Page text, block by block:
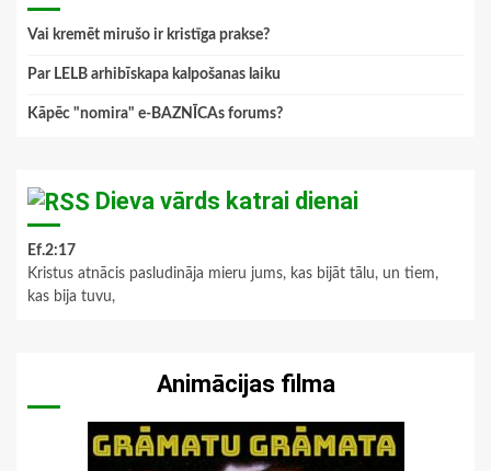
Vai kremēt mirušo ir kristīga prakse?
Par LELB arhibīskapa kalpošanas laiku
Kāpēc "nomira" e-BAZNĪCAs forums?
Dieva vārds katrai dienai
Ef.2:17
Kristus atnācis pasludināja mieru jums, kas bijāt tālu, un tiem,
kas bija tuvu,
Animācijas filma